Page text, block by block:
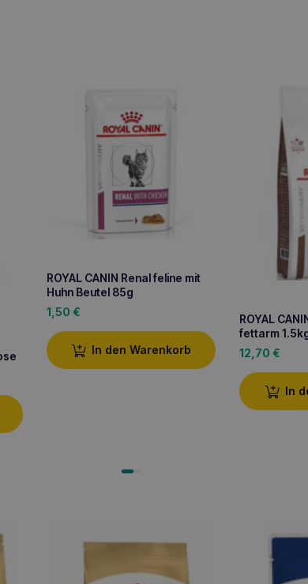
ROYAL CANIN Renal feline mit
Huhn Beutel 85g
1,50 €
In den Warenkorb
ROYAL
fettarm
12,70 €
In